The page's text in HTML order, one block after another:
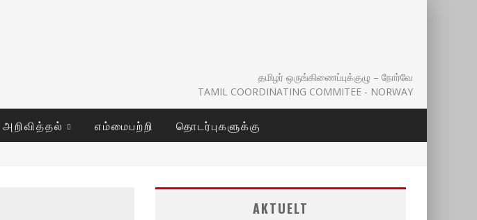
தமிழர் ஒருங்கிணைப்புக்குழு – நோர்வே
TAMIL COORDINATING COMMITEE - NORWAY
அறிவித்தல் எம்மைபற்றி தொடர்புகளுக்கு
AKTUELT